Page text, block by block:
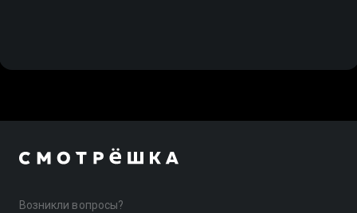
Возникли вопросы?